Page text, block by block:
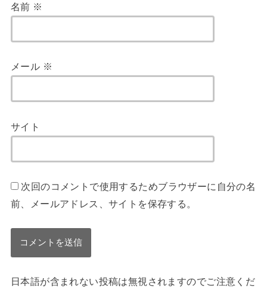
名前 ※
メール ※
サイト
次回のコメントで使用するためブラウザーに自分の名
前、メールアドレス、サイトを保存する。
日本語が含まれない投稿は無視されますのでご注意くだ